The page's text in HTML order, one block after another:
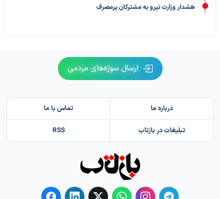
هشدار وزارت نیرو به مشترکان پرمصرف
ارسال سوژه‌های مردمی
درباره ما تماس با ما
تبلیغات در بازتاب RSS